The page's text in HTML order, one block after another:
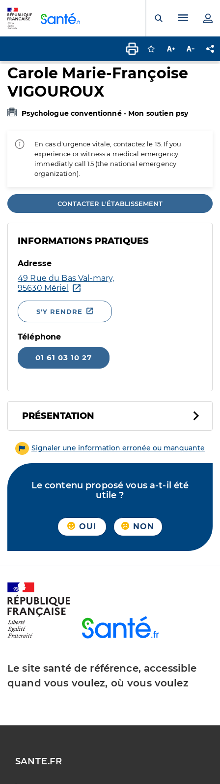
Ouvrir laMenu
Connectez-vous
Augmenter la
Carole Marie-Françoise
VIGOUROUX
Psychologue conventionné - Mon soutien psy
En cas d'urgence vitale, contactez le 15. If you
experience or witness a medical emergency,
immediatly call 15 (the national emergency
organization).
CONTACTER L'ÉTABLISSEMENT
INFORMATIONS PRATIQUES
Adresse
49 Rue du Bas Val-mary,
95630 Mériel
S'Y RENDRE
Téléphone
01 61 03 10 27
PRÉSENTATION
Signaler une information erronée ou manquante
Le contenu proposé vous a-t-il été
utile ?
OUI NON
Le site santé de référence, accessible
quand vous voulez, où vous voulez
SANTE.FR